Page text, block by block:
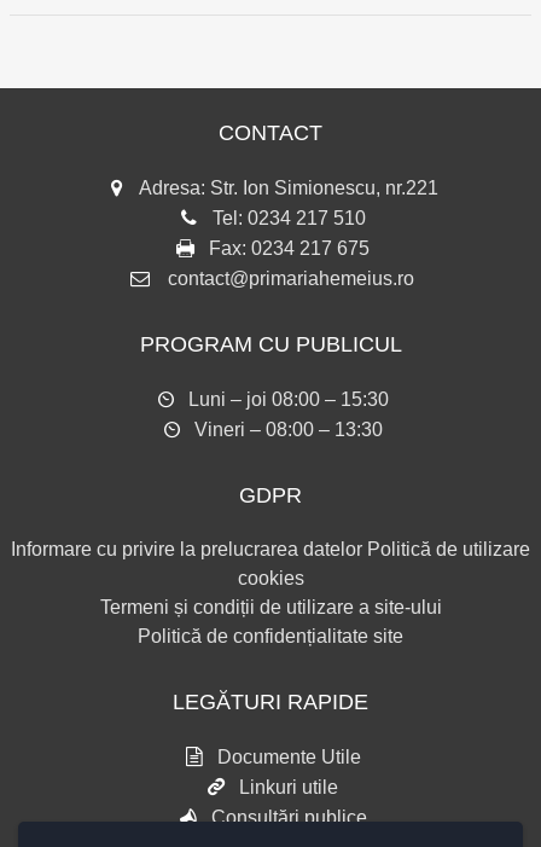
CONTACT
Adresa: Str. Ion Simionescu, nr.221
Tel: 0234 217 510
Fax: 0234 217 675
contact@primariahemeius.ro
PROGRAM CU PUBLICUL
Luni – joi 08:00 – 15:30
Vineri – 08:00 – 13:30
GDPR
Informare cu privire la prelucrarea datelor Politică de utilizare
cookies
Termeni și condiții de utilizare a site-ului
Politică de confidențialitate site
LEGĂTURI RAPIDE
Documente Utile
Linkuri utile
Consultări publice